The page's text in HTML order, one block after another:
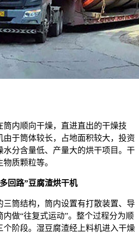
内顺向干燥，直进直出的干燥技
于筒体较长，占地面积较大，投资
水分含量低、产量大的烘干项目。干
质颗粒等。
路”豆腐渣烘干机
筒结构，筒内设置有打散装置、导
做“往复式运动”。整个过程分为顺
个阶段。湿豆腐渣经上料机进入干燥